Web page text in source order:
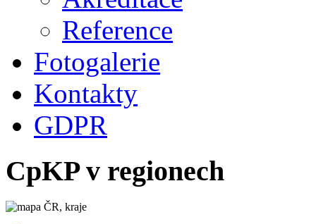
Reference
Fotogalerie
Kontakty
GDPR
CpKP v regionech